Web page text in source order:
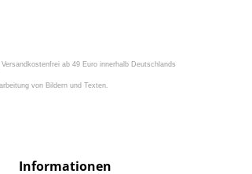
ab 49 Euro innerhalb Deutschlands
von Bildern und Texten.
Informationen